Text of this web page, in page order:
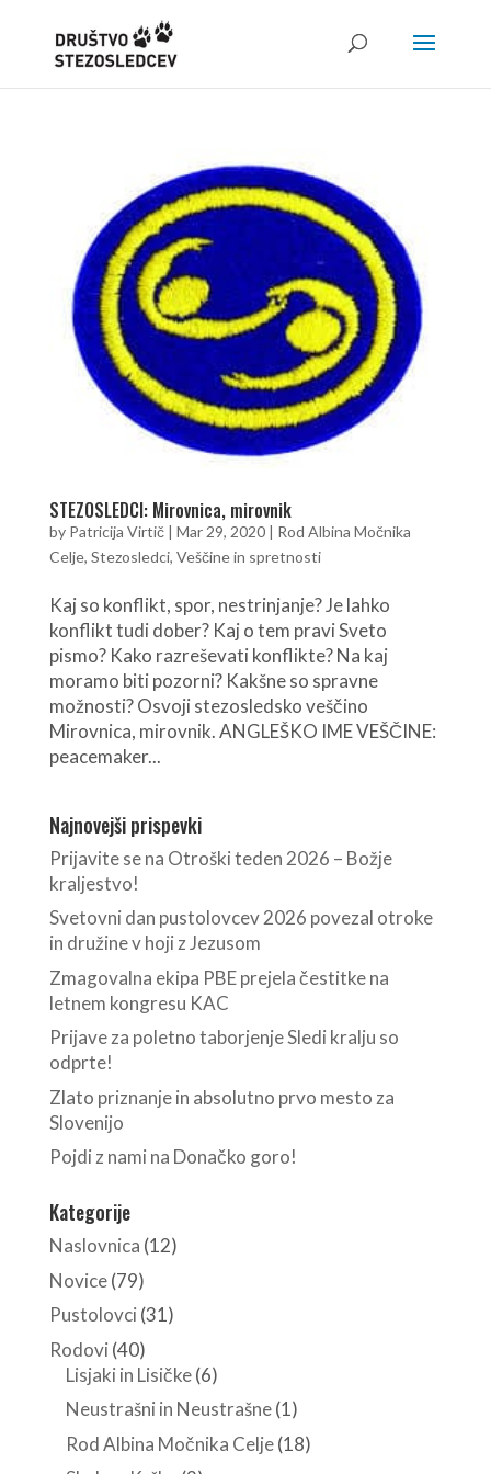
STEZOSLEDCI: Mirovnica, mirovnik
by Patricija Virtič| Mar 29, 2020| Rod Albina Močnika
Celje, Stezosledci, Veščine in spretnosti
Kaj so konflikt, spor, nestrinjanje? Je lahko
konflikt tudi dober? Kaj o tem pravi Sveto
pismo? Kako razreševati konflikte? Na kaj
moramo biti pozorni? Kakšne so spravne
možnosti? Osvoji stezosledsko veščino
Mirovnica, mirovnik. ANGLEŠKO IME VEŠČINE:
peacemaker...
Najnovejši prispevki
Prijavite se na Otroški teden 2026 – Božje
kraljestvo!
Svetovni dan pustolovcev 2026 povezal otroke
in družine v hoji z Jezusom
Zmagovalna ekipa PBE prejela čestitke na
letnem kongresu KAC
Prijave za poletno taborjenje Sledi kralju so
odprte!
Zlato priznanje in absolutno prvo mesto za
Slovenijo
Pojdi z nami na Donačko goro!
Kategorije
Naslovnica (12)
Novice(79)
Pustolovci (31)
Rodovi (40)
Lisjaki in Lisičke(6)
Neustrašni in Neustrašne(1)
Rod Albina Močnika Celje(18)